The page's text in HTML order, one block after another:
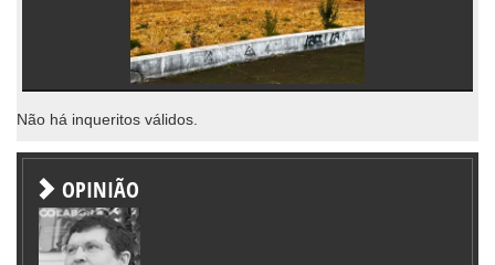
Não há inqueritos válidos.
OPINIÃO